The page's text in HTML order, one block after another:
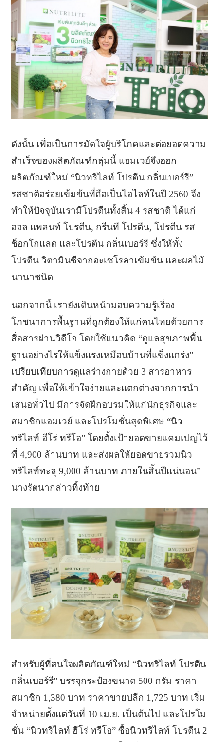
ดังนั้น เพื่อเป็นการมัดใจผู้บริโภคและต่อยอดความ
สำเร็จของผลิตภัณฑ์กลุ่มนี้ แอมเวย์จึงออก
ผลิตภัณฑ์ใหม่ “นิวทริไลท์ โปรตีน กลิ่นเบอร์รี”
รสชาติอร่อยเข้มข้นที่ถือเป็นไฮไลท์ในปี 2560 จึง
ทำให้ปัจจุบันเรามีโปรตีนทั้งสิ้น 4 รสชาติ ได้แก่
ออล แพลนท์ โปรตีน, กรีนที โปรตีน, โปรตีน รส
ช็อกโกแลต และโปรตีน กลิ่นเบอร์รี ซึ่งให้ทั้ง
โปรตีน วิตามินซีจากอะเซโรลาเข้มข้น และผลไม้
นานาชนิด
นอกจากนี้ เรายังเดินหน้ามอบความรู้เรื่อง
โภชนาการพื้นฐานที่ถูกต้องให้แก่คนไทยด้วยการ
สื่อสารผ่านวิดีโอ โดยใช้แนวคิด “ดูแลสุขภาพพื้น
ฐานอย่างไรให้แข็งแรงเหมือนบ้านที่แข็งแกร่ง”
เปรียบเทียบการดูแลร่างกายด้วย 3 สารอาหาร
สำคัญ เพื่อให้เข้าใจง่ายและแตกต่างจากการนำ
เสนอทั่วไป มีการจัดฝึกอบรมให้แก่นักธุรกิจและ
สมาชิกแอมเวย์ และโปรโมชั่นสุดพิเศษ “นิว
ทริไลท์ ฮีโร่ ทรีโอ” โดยตั้งเป้ายอดขายแคมเปญไว้
ที่ 4,900 ล้านบาท และส่งผลให้ยอดขายรวมนิว
ทริไลท์ทะลุ 9,000 ล้านบาท ภายในสิ้นปีแน่นอน”
นางรัตนากล่าวทิ้งท้าย
สำหรับผู้ที่สนใจผลิตภัณฑ์ใหม่ “นิวทริไลท์ โปรตีน
กลิ่นเบอร์รี” บรรจุกระป๋องขนาด 500 กรัม ราคา
สมาชิก 1,380 บาท ราคาขายปลีก 1,725 บาท เริ่ม
จำหน่ายตั้งแต่วันที่ 10 เม.ย. เป็นต้นไป และโปรโม
ชั่น “นิวทริไลท์ ฮีโร่ ทรีโอ” ซื้อนิวทริไลท์ โปรตีน 2